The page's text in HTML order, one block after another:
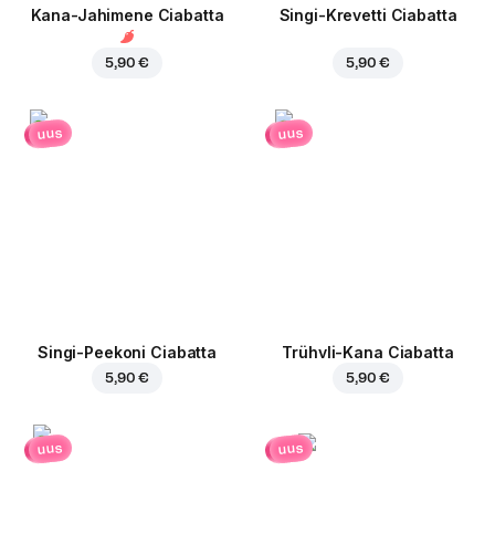
Kana-Jahimene Ciabatta
5,90 €
Singi-Krevetti Ciabatta
5,90 €
uus
Singi-Peekoni Ciabatta
5,90 €
uus
Trühvli-Kana Ciabatta
5,90 €
uus uus